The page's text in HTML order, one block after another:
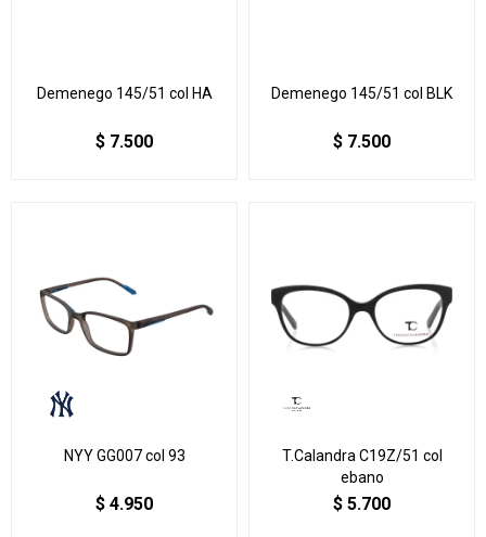
Demenego 145/51 col HA
$ 7.500
Demenego 145/51 col BLK
$ 7.500
NYY GG007 col 93
$ 4.950
T.Calandra C19Z/51 col
ebano
$ 5.700